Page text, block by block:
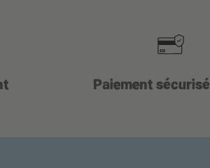
Paiement sécurisé